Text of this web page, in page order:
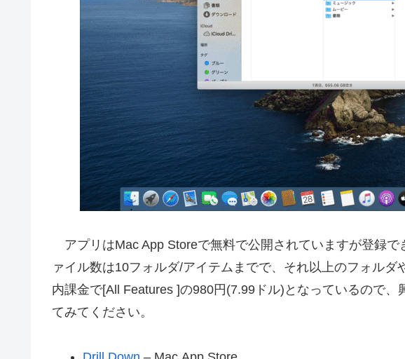
アプリはMac App Storeで無料で公開されていますが登録で
ァイル数は10フォルダ/アイテムまでで、それ以上のフォルダ
内課金で[All Features ]の980円(7.99ドル)となっているので、
てみてください。